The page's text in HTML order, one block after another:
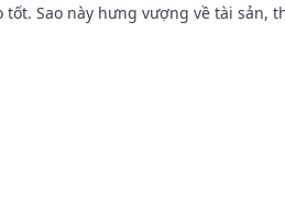
tốt. Sao này hưng vượng về tài sản,